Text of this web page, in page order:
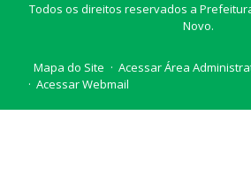
Todos os direitos reservados a
Novo.
Mapa do Site
Acessar Área
Acessar Webmail